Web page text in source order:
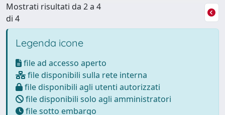
Mostrati risultati da 2 a 4
di 4
Legenda icone
file ad accesso aperto
file disponibili sulla rete interna
file disponibili agli utenti autorizzati
file disponibili solo agli amministratori
file sotto embargo